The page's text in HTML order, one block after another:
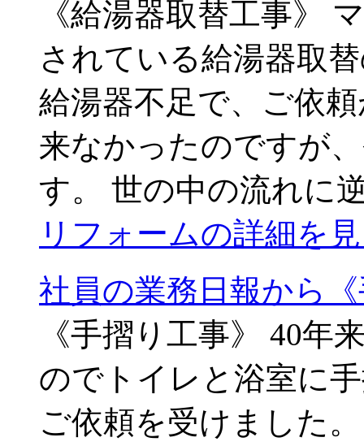
《給湯器取替工事》
されている給湯器取
給湯器不足で、ご依
来なかったのですが
す。 世の中の流れに
リフォームの詳細を
社員の業務日報から
《手摺り工事》 40年
のでトイレと浴室に
ご依頼を受けました